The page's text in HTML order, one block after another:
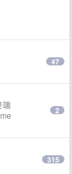
47
端
2
315